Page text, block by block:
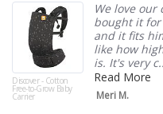
Discover - Cotton
Free-to-Grow Baby
Carrier
We love our
bought it
and it fits
like how
is. It's very
Read More
Meri M.